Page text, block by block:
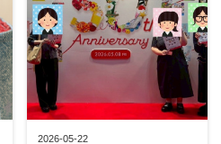
2026-05-22